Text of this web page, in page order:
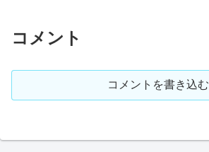
コメント
コメントを書き込む